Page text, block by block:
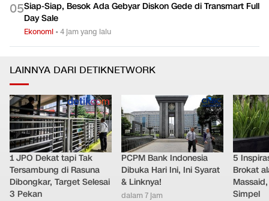
05Siap-Siap, Besok Ada Gebyar Diskon Gede di Transmart Full
Day Sale
Ekonomi •4 jam yang lalu
LAINNYA DARI DETIKNETWORK
1 JPO Dekat tapi Tak
Tersambung di Rasuna
Dibongkar, Target Selesai
3 Pekan
PCPM Bank Indonesia
Dibuka Hari Ini, Ini Syarat
& Linknya!
dalam 7 jam
5
Brokat
Simpel